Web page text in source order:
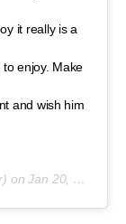
it really is a
enjoy. Make
and wish him
onJan 20, 2019 at 10:02am PST